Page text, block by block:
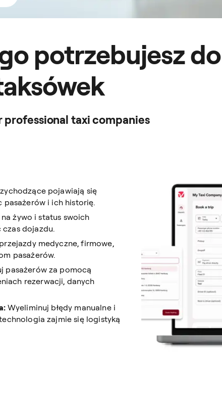
potrzebujesz
professional taxi companies
pojawiają się
i ich historię.
żywo i status swoich
dojazdu.
medyczne, firmowe,
pasażerów.
pasażerów za pomocą
rezerwacji, danych
Wyeliminuj błędy manualne i
zajmie się logistyką